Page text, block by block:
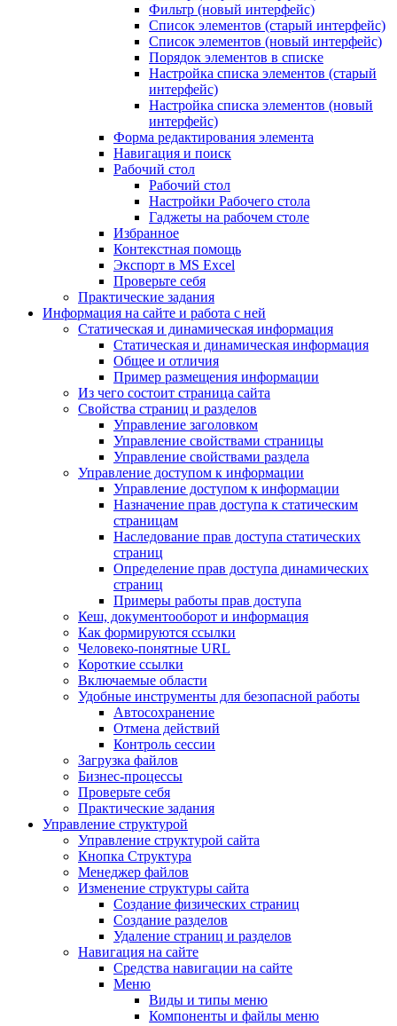
Фильтр (новый интерфейс)
Список элементов (старый интерфейс)
Список элементов (новый интерфейс)
Порядок элементов в списке
Настройка списка элементов (старый
интерфейс)
Настройка списка элементов (новый
интерфейс)
Форма редактирования элемента
Навигация и поиск
Рабочий стол
Рабочий стол
Настройки Рабочего стола
Гаджеты на рабочем столе
Избранное
Контекстная помощь
Экспорт в MS Excel
Проверьте себя
Практические задания
Информация на сайте и работа с ней
Статическая и динамическая информация
Статическая и динамическая информация
Общее и отличия
Пример размещения информации
Из чего состоит страница сайта
Свойства страниц и разделов
Управление заголовком
Управление свойствами страницы
Управление свойствами раздела
Управление доступом к информации
Управление доступом к информации
Назначение прав доступа к статическим
страницам
Наследование прав доступа статических
страниц
Определение прав доступа динамических
страниц
Примеры работы прав доступа
Кеш, документооборот и информация
Как формируются ссылки
Человеко-понятные URL
Короткие ссылки
Включаемые области
Удобные инструменты для безопасной работы
Автосохранение
Отмена действий
Контроль сессии
Загрузка файлов
Бизнес-процессы
Проверьте себя
Практические задания
Управление структурой
Управление структурой сайта
Кнопка Структура
Менеджер файлов
Изменение структуры сайта
Создание физических страниц
Создание разделов
Удаление страниц и разделов
Навигация на сайте
Средства навигации на сайте
Меню
Виды и типы меню
Компоненты и файлы меню